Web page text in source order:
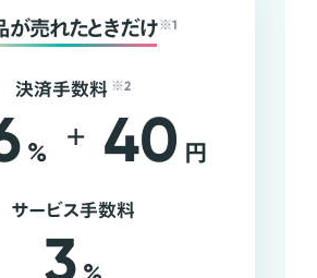
が売れたときだけ ※1
決済手数料 ※2
% + 40 円
サービス手数料
3